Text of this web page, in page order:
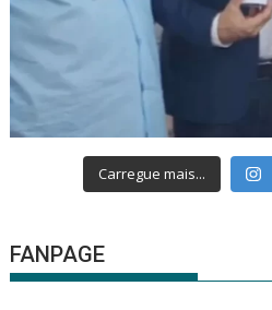
Carregue mais...
FANPAGE